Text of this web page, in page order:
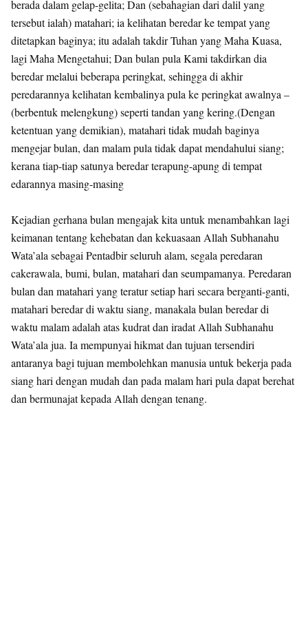
berada dalam gelap-gelita; Dan (sebahagian dari dalil yang
tersebut ialah) matahari; ia kelihatan beredar ke tempat yang
ditetapkan baginya; itu adalah takdir Tuhan yang Maha Kuasa,
lagi Maha Mengetahui; Dan bulan pula Kami takdirkan dia
beredar melalui beberapa peringkat, sehingga di akhir
peredarannya kelihatan kembalinya pula ke peringkat awalnya –
(berbentuk melengkung) seperti tandan yang kering.(Dengan
ketentuan yang demikian), matahari tidak mudah baginya
mengejar bulan, dan malam pula tidak dapat mendahului siang;
kerana tiap-tiap satunya beredar terapung-apung di tempat
edarannya masing-masing
Kejadian gerhana bulan mengajak kita untuk menambahkan lagi
keimanan tentang kehebatan dan kekuasaan Allah Subhanahu
Wata’ala sebagai Pentadbir seluruh alam, segala peredaran
cakerawala, bumi, bulan, matahari dan seumpamanya. Peredaran
bulan dan matahari yang teratur setiap hari secara berganti-ganti,
matahari beredar di waktu siang, manakala bulan beredar di
waktu malam adalah atas kudrat dan iradat Allah Subhanahu
Wata’ala jua. Ia mempunyai hikmat dan tujuan tersendiri
antaranya bagi tujuan membolehkan manusia untuk bekerja pada
siang hari dengan mudah dan pada malam hari pula dapat berehat
dan bermunajat kepada Allah dengan tenang.